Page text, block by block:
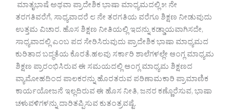
ಮಾತೃಭಾಷೆ ಅಥವಾ ಪ್ರಾದೇಶಿಕ ಭಾಷಾ ಮಾಧ್ಯಮದಲ್ಲಿ ೫ ನೇ
ತರಗತಿವರೆಗೆ, ಸಾಧ್ಯವಾದರೆ ೮ ನೇ ತರಗತಿಯ ವರೆಗೂ ಶಿಕ್ಷಣ ನೀಡುವುದು
ಉತ್ತಮ ವಿಚಾರ. ಹೊಸ ಶಿಕ್ಷಣ ನೀತಿಯಲ್ಲಿ ಇದನ್ನು ಕಡ್ಡಾಯವಾಗಿಸದೇ,
ಸಾಧ್ಯವಾದಲ್ಲಿ ಎಂಬ ಪದ ಸೇರಿಸಿರುವುದು ಪ್ರಾದೇಶಿಕ ಭಾಷಾ ಮಾಧ್ಯಮದ
ಕುರಿತಾದ ಬದ್ಧತೆಯ ಕೊರತೆ.ಹಲವು ಸರ್ಕಾರಿ ಶಾಲೆಗಳಲ್ಲೇ ಆಂಗ್ಲ ಮಾಧ್ಯಮ
ಶಿಕ್ಷಣ ಪ್ರಾರಂಭಿಸಿರುವ ಈ ಸಮಯದಲ್ಲಿ ಆಂಗ್ಲ ಮಾಧ್ಯಮ ಶಿಕ್ಷಣದ
ವ್ಯಾಮೋಹದಿಂದ ಪಾಲಕರನ್ನು ಹೊರತರುವ ಪರಿಣಾಮಕಾರಿ ಪ್ರಾಮಾಣಿಕ
ಕಾರ್ಯಯೋಜನೆ ಇಲ್ಲದಿರುವ ಈ ಹೊಸ ನೀತಿ, ಜನರ ಕಣ್ಣೊರೆಸುವ, ಭಾಷಾ
ಚಳುವಳಿಗಳನ್ನು ದಾರಿತಪ್ಪಿಸುವ ಕುತಂತ್ರವಷ್ಟೆ.